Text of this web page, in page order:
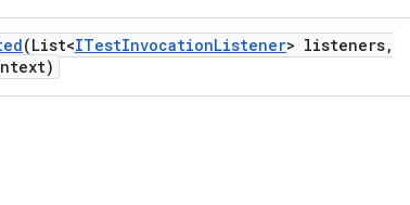
(List<ITestInvocationListener> listeners,